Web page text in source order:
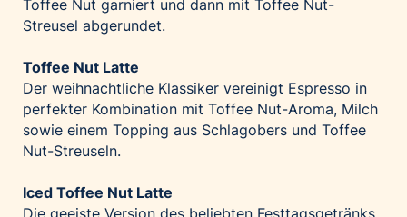
Palfinger AG
REXEL Austria
Starbucks
Superbrands Austria
Tante Fanny
Vollpension
Toffee Nut garniert und dann mit Toffee Nut-
Streusel abgerundet.
Toffee Nut Latte
Der weihnachtliche Klassiker vereinigt Espresso in
perfekter Kombination mit Toffee Nut-Aroma, Milch
sowie einem Topping aus Schlagobers und Toffee
Nut-Streuseln.
Iced Toffee Nut Latte